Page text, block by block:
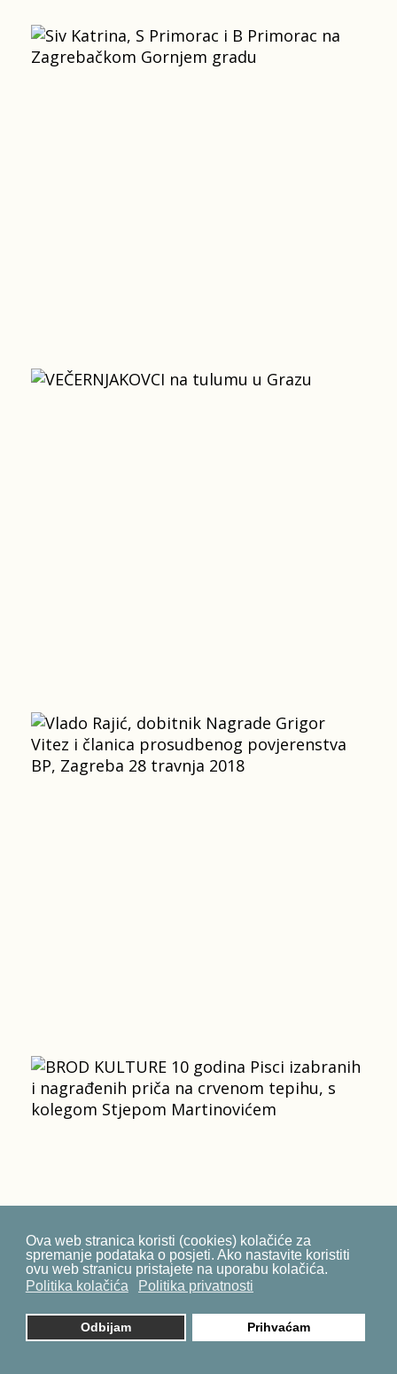
Ova web stranica koristi (cookies) kolačiće za
spremanje podataka o posjeti. Ako nastavite koristiti
ovu web stranicu pristajete na uporabu kolačića.
Politika kolačića
Politika privatnosti
Odbijam Prihvaćam